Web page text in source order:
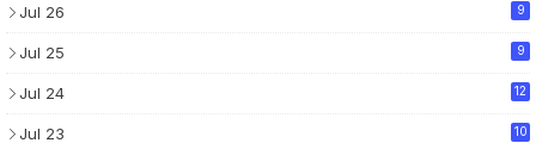
Jul 26 9
Jul 25 9
Jul 24 12
Jul 23 10